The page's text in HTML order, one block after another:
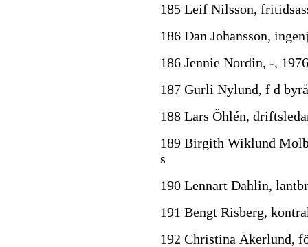
185 Leif Nilsson,
186 Dan Johansson,
186 Jennie Nordin, -,
187 Gurli Nylund, f d
188 Lars Öhlén,
189 Birgith Wiklund
s
190 Lennart Dahlin,
191 Bengt Risberg,
192 Christina Åkerlund,